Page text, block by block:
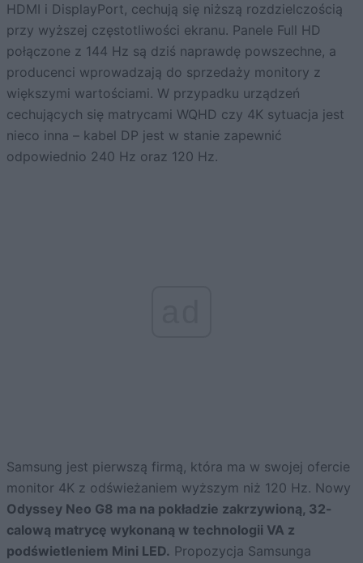
HDMI i DisplayPort, cechują się niższą rozdzielczością
przy wyższej częstotliwości ekranu. Panele Full HD
połączone z 144 Hz są dziś naprawdę powszechne, a
producenci wprowadzają do sprzedaży monitory z
większymi wartościami. W przypadku urządzeń
cechujących się matrycami WQHD czy 4K sytuacja jest
nieco inna – kabel DP jest w stanie zapewnić
odpowiednio 240 Hz oraz 120 Hz.
Samsung jest pierwszą firmą, która ma w swojej ofercie
monitor 4K z odświeżaniem wyższym niż 120 Hz. Nowy
Odyssey Neo G8 ma na pokładzie zakrzywioną, 32-
calową matrycę wykonaną w technologii VA z
podświetleniem Mini LED. Propozycja Samsunga